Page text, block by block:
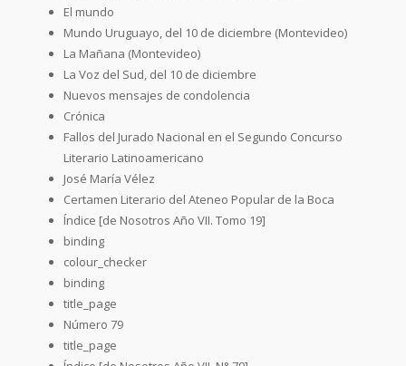
El mundo
Mundo Uruguayo, del 10 de diciembre (Montevideo)
La Mañana (Montevideo)
La Voz del Sud, del 10 de diciembre
Nuevos mensajes de condolencia
Crónica
Fallos del Jurado Nacional en el Segundo Concurso
Literario Latinoamericano
José María Vélez
Certamen Literario del Ateneo Popular de la Boca
Índice [de Nosotros Año VII. Tomo 19]
binding
colour_checker
binding
title_page
Número 79
title_page